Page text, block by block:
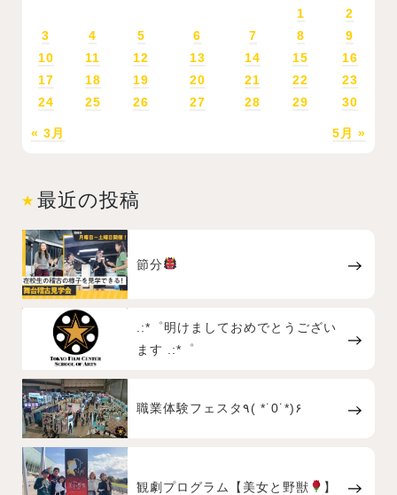
« 3月 5月 »
1
2
3
4 5 6 7 8
9
10
11 12 13 14 15
16
17
18 19 20 21 22
23
24
25 26 27 28 29 30
最近の投稿
節分
.:*゜明けましておめでとうござい
ます .:*゜
職業体験フェスタ٩( *˙0˙*)۶
観劇プログラム【美女と野獣 】